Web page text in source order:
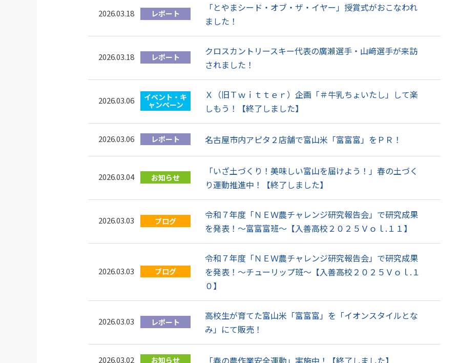
2026.03.18 レポート
「とやまシード・オブ・ザ・イヤー」授賞式がおこなわれ
ました！
2026.03.18 レポート
クロスカントリースキー代表の廣瀨選手・山﨑選手が来訪
されました！
2026.03.06 イベント・キ
ャンペーン
Ｘ（旧Ｔｗｉｔｔｅｒ）企画「＃牛乳ちょいたし」して楽
しもう！【終了しました】
2026.03.06 レポート 名古屋市内アピタ２店舗で富山米「富富富」をＰＲ！
2026.03.04 お知らせ
「いざ土づくり！美味しい富山を届けよう！」春の土づく
り運動推進中！【終了しました】
2026.03.03 ブログ
令和７年度「ＮＥＷ農チャレンジ研究報告会」で研究成果
を発表！～富富富班～【入善高校２０２５Ｖｏｌ.１１】
2026.03.03 ブログ
令和７年度「ＮＥＷ農チャレンジ研究報告会」で研究成果
を発表！～チューリップ班～【入善高校２０２５Ｖｏｌ.１
０】
2026.03.03 レポート
高校生が育てた富山米「富富富」を「イオンスタイルとな
み」にて販売！
2026.03.02 お知らせ